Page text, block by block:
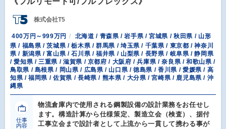
株式会社T5
400万円～999万円
北海道 / 青森県 / 岩手県 / 宮城県 / 秋田県 / 山形
県 / 福島県 / 茨城県 / 栃木県 / 群馬県 / 埼玉県 / 千葉県 / 東京都 / 神奈川
県 / 新潟県 / 富山県 / 石川県 / 福井県 / 山梨県 / 長野県 / 岐阜県 / 静岡県
/ 愛知県 / 三重県 / 滋賀県 / 京都府 / 大阪府 / 兵庫県 / 奈良県 / 和歌山県 /
鳥取県 / 島根県 / 岡山県 / 広島県 / 山口県 / 徳島県 / 香川県 / 愛媛県 / 高
知県 / 福岡県 / 佐賀県 / 長崎県 / 熊本県 / 大分県 / 宮崎県 / 鹿児島県 / 沖
縄県
仕事
内容
物流倉庫内で使用される鋼製設備の設計業務をお任せし
ます。構造計算から仕様策定、製造立会（検査）、据付
工事立会まで設計者として上流から一貫して携わる事が